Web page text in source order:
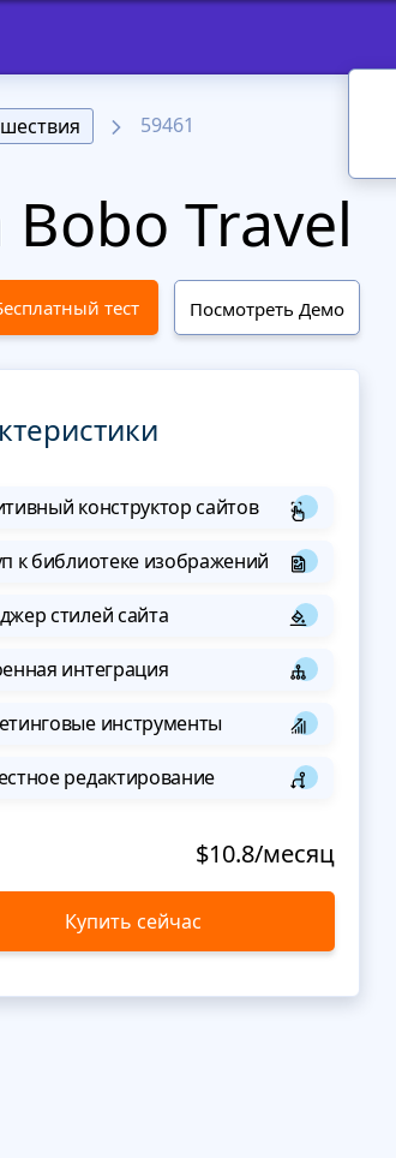
59461
Travel
тест Посмотреть Демо
конструктор сайтов
к библиотеке изображений
стилей сайта
интеграция
инструменты
редактирование
$10.8/месяц
Купить сейчас